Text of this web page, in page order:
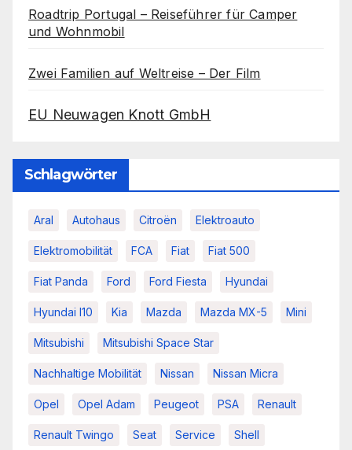
Roadtrip Portugal – Reiseführer für Camper
und Wohnmobil
Zwei Familien auf Weltreise – Der Film
EU Neuwagen Knott GmbH
Schlagwörter
Aral Autohaus Citroën Elektroauto
Elektromobilität FCA Fiat Fiat 500
Fiat Panda Ford Ford Fiesta Hyundai
Hyundai I10 Kia Mazda Mazda MX-5 Mini
Mitsubishi Mitsubishi Space Star
Nachhaltige Mobilität Nissan Nissan Micra
Opel Opel Adam Peugeot PSA Renault
Renault Twingo Seat Service Shell